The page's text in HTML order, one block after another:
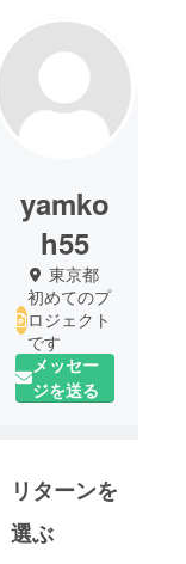
yamko
h55
東京都
初めてのプ
ロジェクト
です
メッセー
ジを送る
リターンを
選ぶ